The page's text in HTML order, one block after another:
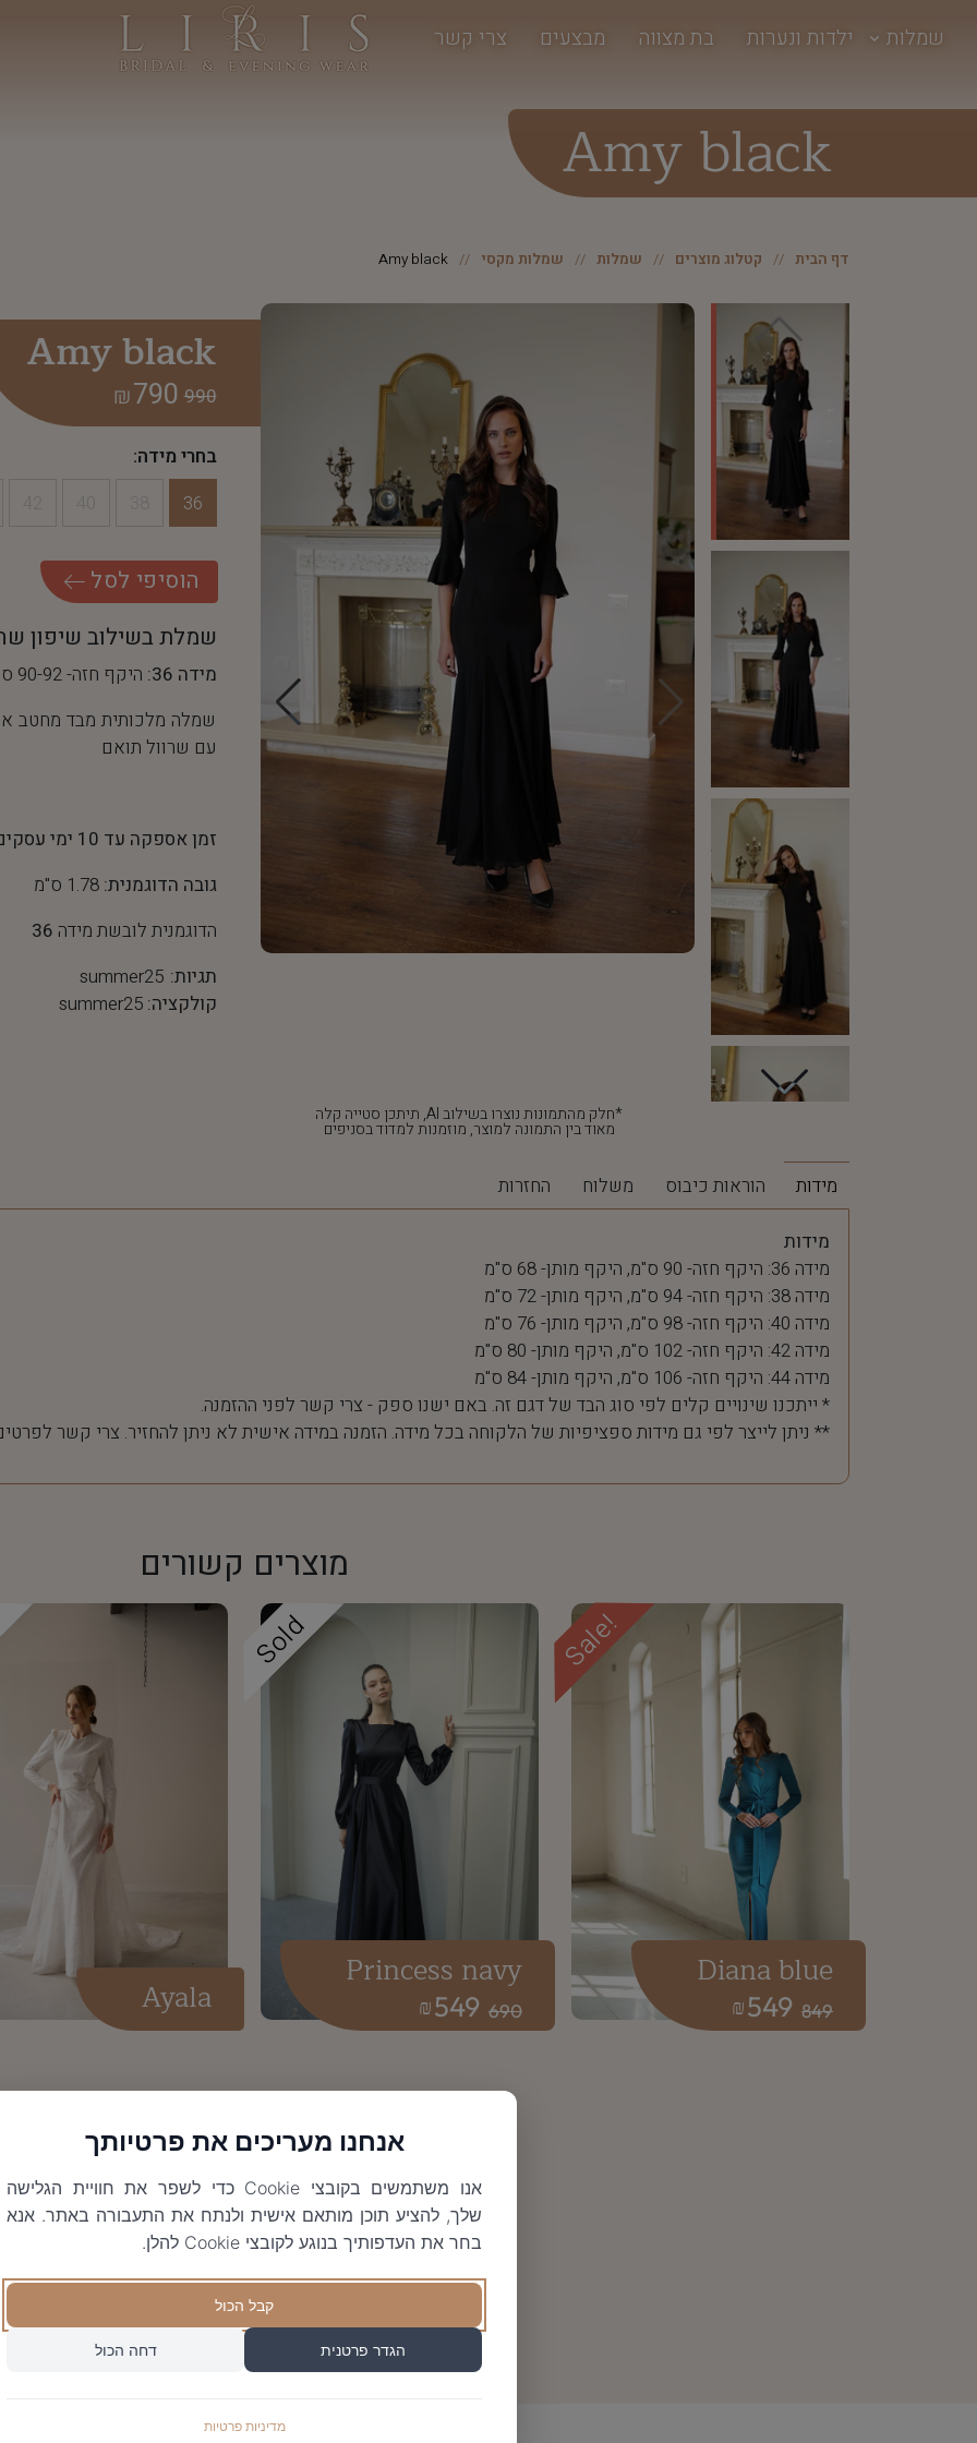
שמלות ילדות ונערות בת מצווה מבצעים צרי קשר
Amy black
דף הבית קטלוג מוצרים שמלות שמלות מקסי Amy black
*חלק מהתמונות נוצרו בשילוב AI, תיתכן סטייה קלה
מאוד בין התמונה למוצר, מוזמנות למדוד בסניפים
Amy black
990
790
₪
בחרי מידה:
36
הוסיפי לסל
שמלת בשילוב שיפון
מידה 36:
היקף חזה- 90-92 ס"מ, היקף מותן- 68 ס"מ
שמלה מלכותית מבד מחטב
עם שרוול תואם
זמן אספקה עד 10 ימי עסקים
גובה הדוגמנית:1.78 ס"מ
הדוגמנית לובשת מידה 36
תגיות: summer25
קולקציה:summer25
מידות הוראות כיבוס משלוח החזרות
מידות
מידה 36: היקף חזה- 90 ס"מ, היקף מותן- 68 ס"מ
מידה 38: היקף חזה- 94 ס"מ, היקף מותן- 72 ס"מ
מידה 40: היקף חזה- 98 ס"מ, היקף מותן- 76 ס"מ
מידה 42: היקף חזה- 102 ס"מ, היקף מותן- 80 ס"מ
מידה 44: היקף חזה- 106 ס"מ, היקף מותן- 84 ס"מ
* ייתכנו שינויים קלים לפי סוג הבד של דגם זה. באם ישנו ספק - צרי קשר לפני ההזמנה.
** ניתן לייצר לפי גם מידות ספציפיות של הלקוחה בכל מידה. הזמנה במידה אישית לא ניתן להחזיר. צרי קשר
מוצרים קשורים
Sale!
849
549
₪
Diana blue
Sold
690
549
₪
Princess navy
Ayala
אנחנו מעריכים את פרטיותך
אנו משתמשים בקובצי Cookie כדי לשפר את חוויית הגלישה
שלך, להציע תוכן מותאם אישית ולנתח את התעבורה באתר. אנא
בחר את העדפותיך בנוגע לקובצי Cookie להלן.
קבל הכול
הגדר פרטנית דחה הכול
מדיניות פרטיות